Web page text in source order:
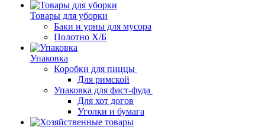
Товары для уборки
Баки и урны для мусора
Полотно Х/Б
Упаковка
Коробки для пиццы
Для римской
Упаковка для фаст-фуда
Для хот догов
Уголки и бумага